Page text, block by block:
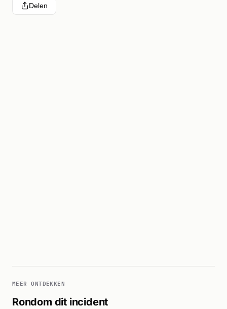
Delen
MEER ONTDEKKEN
Rondom dit incident